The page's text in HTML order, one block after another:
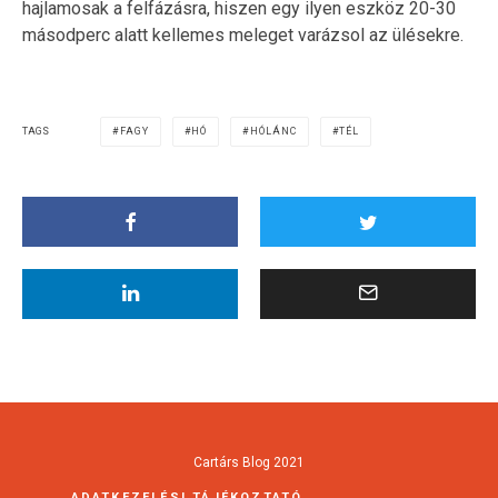
hajlamosak a felfázásra, hiszen egy ilyen eszköz 20-30
másodperc alatt kellemes meleget varázsol az ülésekre.
TAGS FAGY HÓ HÓLÁNC TÉL
Cartárs Blog 2021